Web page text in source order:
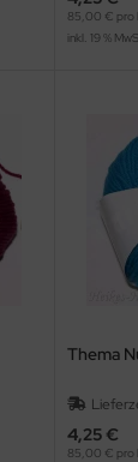
85,00 € pro
inkl. 19 %
Thema
4,25 €
85,00 € pro